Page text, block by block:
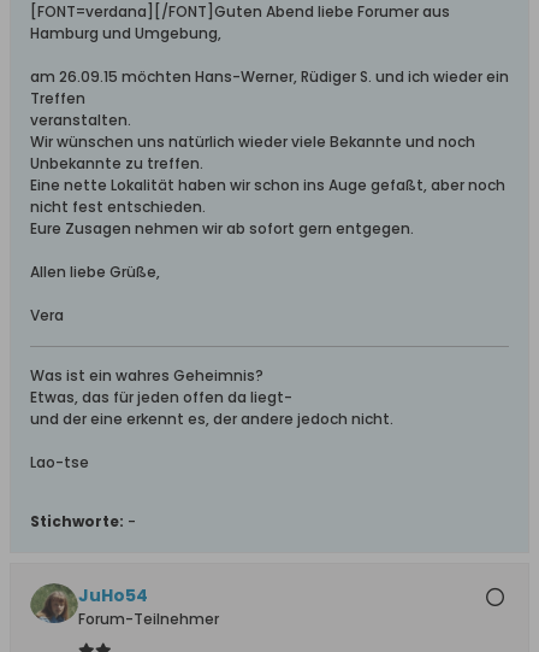
[FONT=verdana][/FONT]Guten Abend liebe Forumer aus
Hamburg und Umgebung,
am 26.09.15 möchten Hans-Werner, Rüdiger S. und ich wieder ein
Treffen
veranstalten.
Wir wünschen uns natürlich wieder viele Bekannte und noch
Unbekannte zu treffen.
Eine nette Lokalität haben wir schon ins Auge gefaßt, aber noch
nicht fest entschieden.
Eure Zusagen nehmen wir ab sofort gern entgegen.
Allen liebe Grüße,
Vera
Was ist ein wahres Geheimnis?
Etwas, das für jeden offen da liegt-
und der eine erkennt es, der andere jedoch nicht.
Lao-tse
Stichworte: -
JuHo54
Forum-Teilnehmer